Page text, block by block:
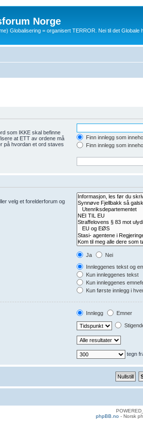
Norge
Globalisering = organisert TERROR. Nei til det Globale
som IKKE skal befinne
at ETT av ordene må
på hvordan et ord staves
Finn innlegg som
Finn innlegg som
velg et forelderforum og
Ja
Nei
Innleggenes tekst og
Kun innleggenes tekst
Kun innleggenes
Kun første innlegg i
Innlegg
Emner
tegn
phpBB.no- Norsk